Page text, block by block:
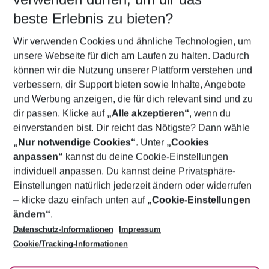
5-8 Nächte
2 Erwachsene Keine Kinder
Mehr Filter anzeigen
Footer
Footer navigation
Über uns
AGB
Bestpreisgarantie
Cookie-Einstellungen ändern
Cookie-Richtlinie
Agenturbetreuung
Barrierefreies Reisen
Folge uns
beste Erlebnis zu bieten?
Wir verwenden Cookies und ähnliche Technologien, um
unsere Webseite für dich am Laufen zu halten. Dadurch
können wir die Nutzung unserer Plattform verstehen und
verbessern, dir Support bieten sowie Inhalte, Angebote
und Werbung anzeigen, die für dich relevant sind und zu
dir passen. Klicke auf „Alle akzeptieren“, wenn du
einverstanden bist. Dir reicht das Nötigste? Dann wähle
„Nur notwendige Cookies“. Unter „Cookies
anpassen“ kannst du deine Cookie-Einstellungen
individuell anpassen. Du kannst deine Privatsphäre-
Einstellungen natürlich jederzeit ändern oder widerrufen
– klicke dazu einfach unten auf „Cookie-Einstellungen
ändern“.
Datenschutz-Informationen
Impressum
Cookie/Tracking-Informationen